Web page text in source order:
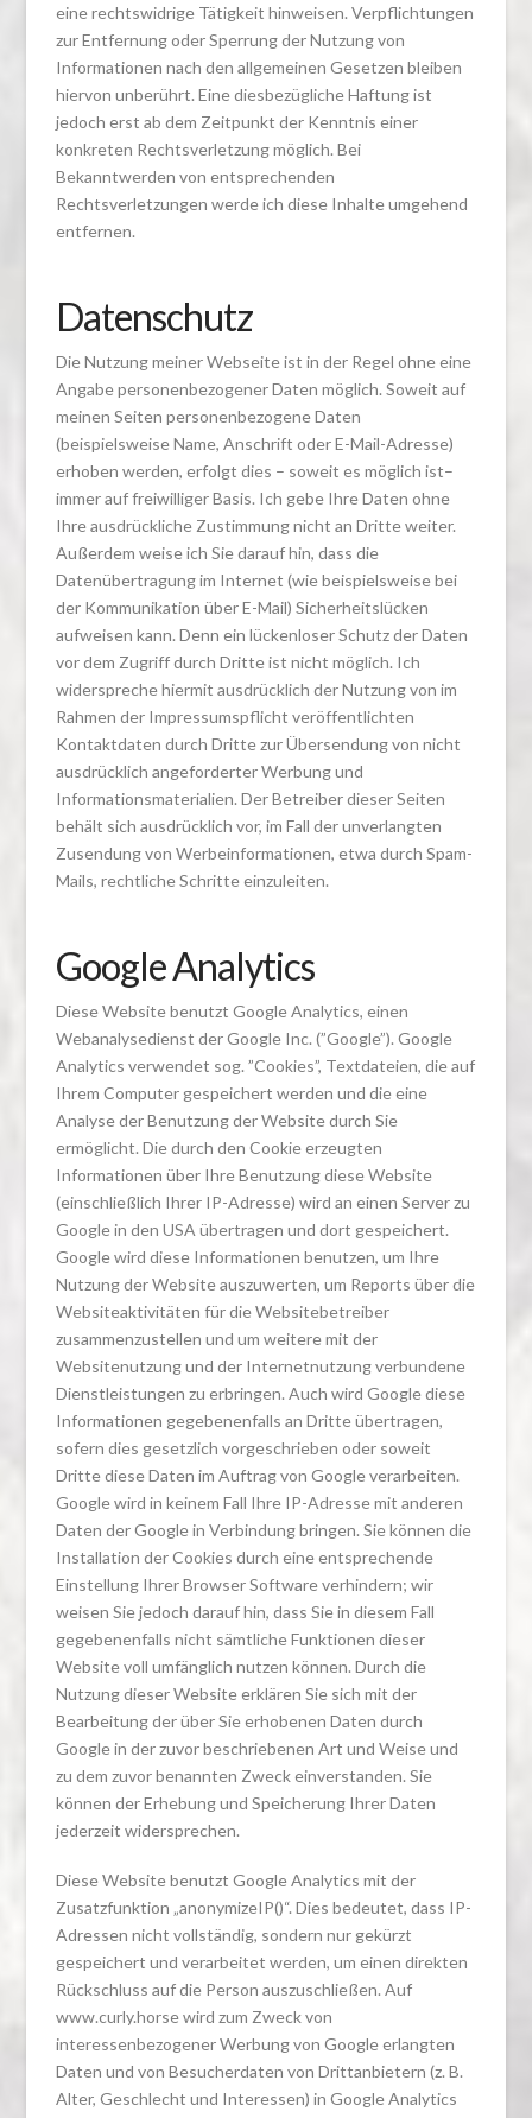
eine rechtswidrige Tätigkeit hinweisen. Verpflichtungen
zur Entfernung oder Sperrung der Nutzung von
Informationen nach den allgemeinen Gesetzen bleiben
hiervon unberührt. Eine diesbezügliche Haftung ist
jedoch erst ab dem Zeitpunkt der Kenntnis einer
konkreten Rechtsverletzung möglich. Bei
Bekanntwerden von entsprechenden
Rechtsverletzungen werde ich diese Inhalte umgehend
entfernen.
Datenschutz
Die Nutzung meiner Webseite ist in der Regel ohne eine
Angabe personenbezogener Daten möglich. Soweit auf
meinen Seiten personenbezogene Daten
(beispielsweise Name, Anschrift oder E-Mail-Adresse)
erhoben werden, erfolgt dies – soweit es möglich ist–
immer auf freiwilliger Basis. Ich gebe Ihre Daten ohne
Ihre ausdrückliche Zustimmung nicht an Dritte weiter.
Außerdem weise ich Sie darauf hin, dass die
Datenübertragung im Internet (wie beispielsweise bei
der Kommunikation über E-Mail) Sicherheitslücken
aufweisen kann. Denn ein lückenloser Schutz der Daten
vor dem Zugriff durch Dritte ist nicht möglich. Ich
widerspreche hiermit ausdrücklich der Nutzung von im
Rahmen der Impressumspflicht veröffentlichten
Kontaktdaten durch Dritte zur Übersendung von nicht
ausdrücklich angeforderter Werbung und
Informationsmaterialien. Der Betreiber dieser Seiten
behält sich ausdrücklich vor, im Fall der unverlangten
Zusendung von Werbeinformationen, etwa durch Spam-
Mails, rechtliche Schritte einzuleiten.
Google Analytics
Diese Website benutzt Google Analytics, einen
Webanalysedienst der Google Inc. (”Google”). Google
Analytics verwendet sog. ”Cookies”, Textdateien, die auf
Ihrem Computer gespeichert werden und die eine
Analyse der Benutzung der Website durch Sie
ermöglicht. Die durch den Cookie erzeugten
Informationen über Ihre Benutzung diese Website
(einschließlich Ihrer IP-Adresse) wird an einen Server zu
Google in den USA übertragen und dort gespeichert.
Google wird diese Informationen benutzen, um Ihre
Nutzung der Website auszuwerten, um Reports über die
Websiteaktivitäten für die Websitebetreiber
zusammenzustellen und um weitere mit der
Websitenutzung und der Internetnutzung verbundene
Dienstleistungen zu erbringen. Auch wird Google diese
Informationen gegebenenfalls an Dritte übertragen,
sofern dies gesetzlich vorgeschrieben oder soweit
Dritte diese Daten im Auftrag von Google verarbeiten.
Google wird in keinem Fall Ihre IP-Adresse mit anderen
Daten der Google in Verbindung bringen. Sie können die
Installation der Cookies durch eine entsprechende
Einstellung Ihrer Browser Software verhindern; wir
weisen Sie jedoch darauf hin, dass Sie in diesem Fall
gegebenenfalls nicht sämtliche Funktionen dieser
Website voll umfänglich nutzen können. Durch die
Nutzung dieser Website erklären Sie sich mit der
Bearbeitung der über Sie erhobenen Daten durch
Google in der zuvor beschriebenen Art und Weise und
zu dem zuvor benannten Zweck einverstanden. Sie
können der Erhebung und Speicherung Ihrer Daten
jederzeit widersprechen.
Diese Website benutzt Google Analytics mit der
Zusatzfunktion „anonymizeIP()“. Dies bedeutet, dass IP-
Adressen nicht vollständig, sondern nur gekürzt
gespeichert und verarbeitet werden, um einen direkten
Rückschluss auf die Person auszuschließen. Auf
www.curly.horse wird zum Zweck von
interessenbezogener Werbung von Google erlangten
Daten und von Besucherdaten von Drittanbietern (z. B.
Alter, Geschlecht und Interessen) in Google Analytics